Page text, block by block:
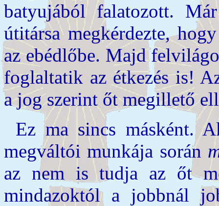
batyujából falatozott.
útitársa megkérdezte,
az ebédlőbe. Majd
foglaltatik az étkezés is!
a jog szerint őt megillető
Ez ma sincs másként.
megváltói munkája során
az nem is tudja az őt
mindazoktól a jobbnál